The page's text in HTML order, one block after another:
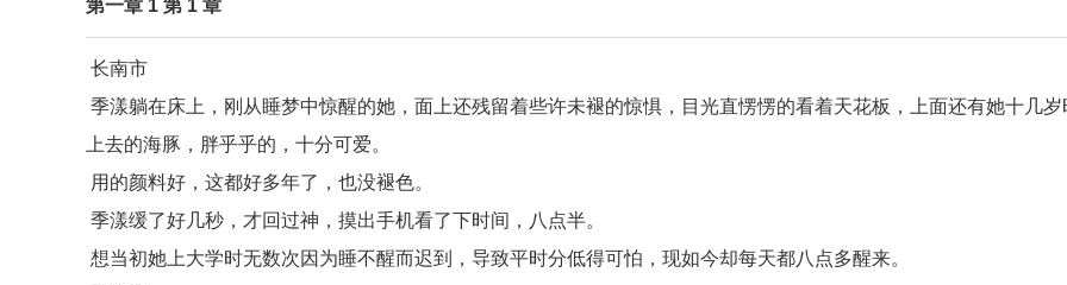
第一章 1 第 1 章
长南市
季漾躺在床上，刚从睡梦中惊醒的她，面上还残留着些许未褪的惊惧，目光直愣愣的看着天花板，上面还有她十几岁
上去的海豚，胖乎乎的，十分可爱。
用的颜料好，这都好多年了，也没褪色。
季漾缓了好几秒，才回过神，摸出手机看了下时间，八点半。
想当初她上大学时无数次因为睡不醒而迟到，导致平时分低得可怕，现如今却每天都八点多醒来。